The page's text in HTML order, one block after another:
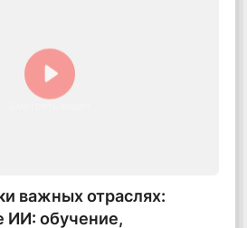
важных отраслях:
ИИ: обучение,